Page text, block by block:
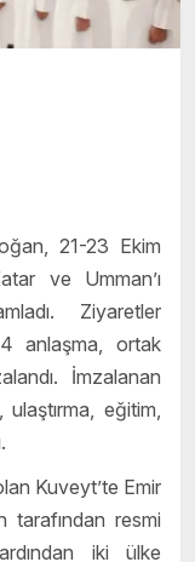
21-23 Ekim
ve Umman’ı
Ziyaretler
anlaşma, ortak
İmzalanan
eğitim,
Kuveyt’te Emir
tarafından resmi
iki ülke